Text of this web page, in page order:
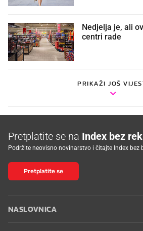
Nedjelja je, ali
centri rade
PRIKAŽI JOŠ
Pretplatite se na Index bez
Podržite neovisno novinarstvo i čitajte Index bez
Pretplatite se
NASLOVNICA